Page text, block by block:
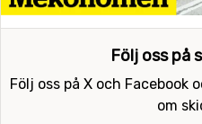
Följ oss på
Följ oss på X och Facebook
om